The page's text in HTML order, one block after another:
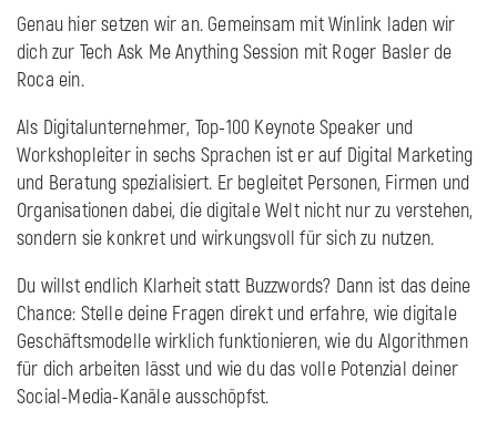
Genau hier setzen wir an. Gemeinsam mit Winlink laden wir
dich zur Tech Ask Me Anything Session mit Roger Basler de
Roca ein.
Als Digitalunternehmer, Top-100 Keynote Speaker und
Workshopleiter in sechs Sprachen ist er auf Digital Marketing
und Beratung spezialisiert. Er begleitet Personen, Firmen und
Organisationen dabei, die digitale Welt nicht nur zu verstehen,
sondern sie konkret und wirkungsvoll für sich zu nutzen.
Du willst endlich Klarheit statt Buzzwords? Dann ist das deine
Chance: Stelle deine Fragen direkt und erfahre, wie digitale
Geschäftsmodelle wirklich funktionieren, wie du Algorithmen
für dich arbeiten lässt und wie du das volle Potenzial deiner
Social-Media-Kanäle ausschöpfst.